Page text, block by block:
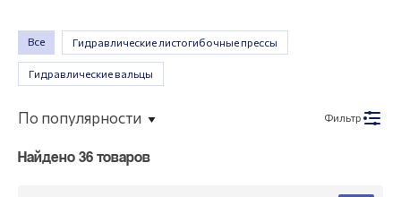
Все Гидравлические листогибочные прессы
Гидравлические вальцы
По популярности Фильтр
Найдено 36 товаров